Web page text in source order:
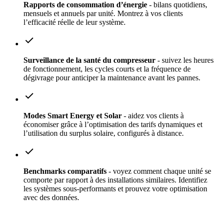
Rapports de consommation d’énergie - bilans quotidiens,
mensuels et annuels par unité. Montrez à vos clients
l’efficacité réelle de leur système.
check
Surveillance de la santé du compresseur - suivez les heures
de fonctionnement, les cycles courts et la fréquence de
dégivrage pour anticiper la maintenance avant les pannes.
check
Modes Smart Energy et Solar - aidez vos clients à
économiser grâce à l’optimisation des tarifs dynamiques et
l’utilisation du surplus solaire, configurés à distance.
check
Benchmarks comparatifs - voyez comment chaque unité se
comporte par rapport à des installations similaires. Identifiez
les systèmes sous-performants et prouvez votre optimisation
avec des données.